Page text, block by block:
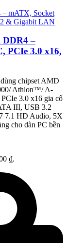
DDR4 –
PCIe 3.0 x16,
chipset AMD
Athlon™/ A-
3.0 x16 gia cố
III, USB 3.2
7.1 HD Audio, 5X
cho dàn PC bền
₫.